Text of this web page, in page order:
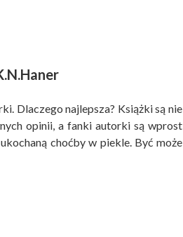
Dlaczego najlepsza? Książki są nie
opinii, a fanki autorki są wprost
choćby w piekle. Być może